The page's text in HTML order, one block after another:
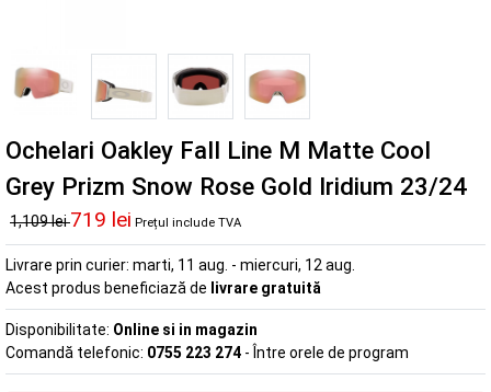
Ochelari Oakley Fall Line M Matte Cool
Grey Prizm Snow Rose Gold Iridium 23/24
1,109 lei719 lei Prețul include TVA
Livrare prin curier: marti, 11 aug. - miercuri, 12 aug.
Acest produs beneficiază de livrare gratuită
Disponibilitate: Online si in magazin
Comandă telefonic: 0755 223 274 - Între orele de program